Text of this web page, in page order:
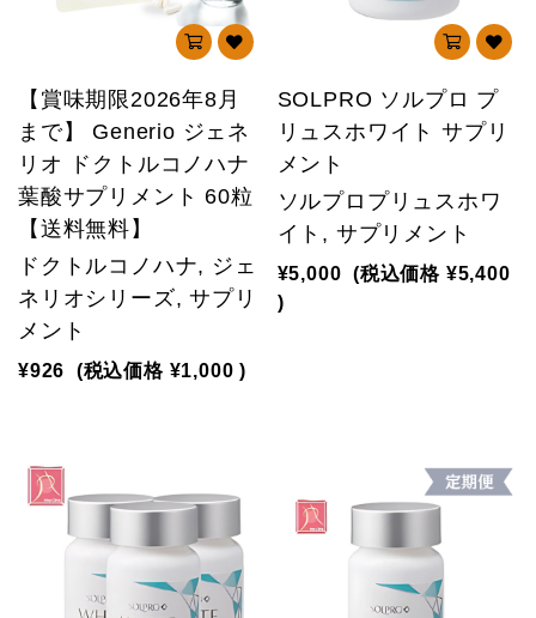
【賞味期限2026年8月
まで】 Generio ジェネ
リオ ドクトルコノハナ
葉酸サプリメント 60粒
【送料無料】
ドクトルコノハナ, ジェ
ネリオシリーズ, サプリ
メント
¥926 (税込価格 ¥1,000 )
SOLPRO ソルプロ プ
リュスホワイト サプリ
メント
ソルプロプリュスホワ
イト, サプリメント
¥5,000 (税込価格 ¥5,400
)